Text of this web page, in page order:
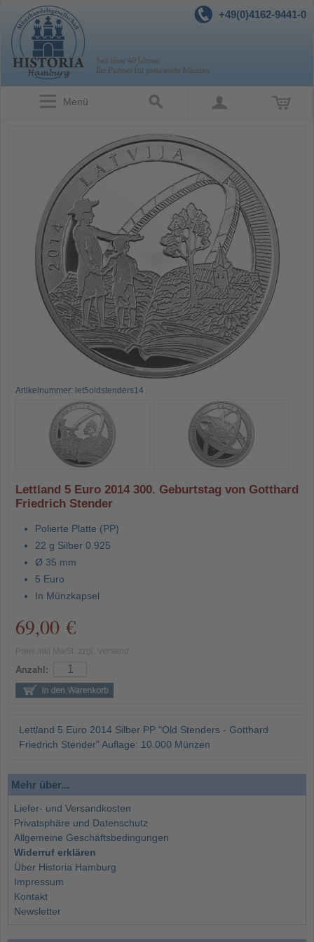
+49(0)4162-9441-0
Menü
Artikelnummer: let5oldstenders14
Lettland 5 Euro 2014 300. Geburtstag von Gotthard
Friedrich Stender
Polierte Platte (PP)
22 g Silber 0.925
Ø 35 mm
5 Euro
In Münzkapsel
69,00 €
Anzahl:
Lettland 5 Euro 2014 Silber PP "Old Stenders - Gotthard
Friedrich Stender" Auflage: 10.000 Münzen
Mehr über...
Liefer- und Versandkosten
Privatsphäre und Datenschutz
Allgemeine Geschäftsbedingungen
Widerruf erklären
Über Historia Hamburg
Impressum
Kontakt
Newsletter